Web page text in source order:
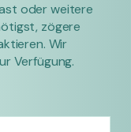
oder weitere
zögere
Wir
Verfügung.